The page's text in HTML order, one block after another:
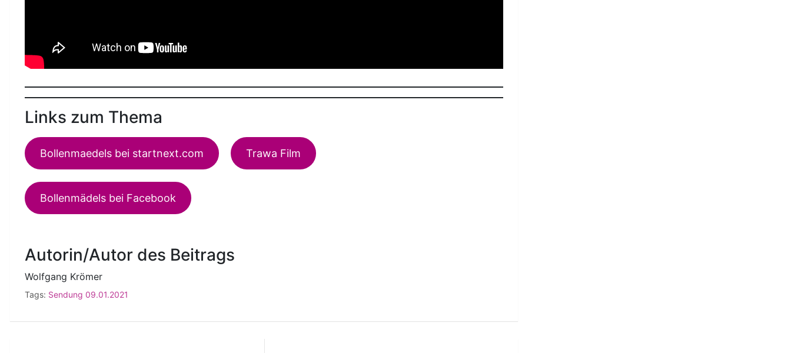
Links zum Thema
Bollenmaedels bei startnext.com Trawa Film
Bollenmädels bei Facebook
Autorin/Autor des Beitrags
Wolfgang Krömer
Tags: Sendung 09.01.2021